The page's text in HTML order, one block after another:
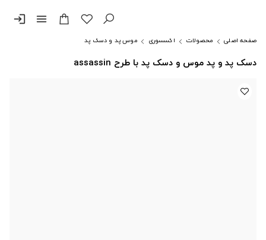
menu
login
صفحه اصلی محصولات اکسسوری موس پد و دسک پد
دسک پد و پد موس و دسک پد با طرح assassin